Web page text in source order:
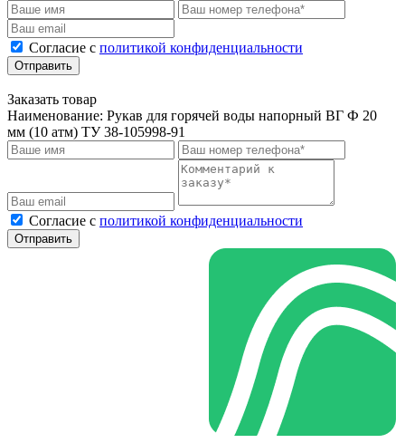
Cогласие с политикой конфиденциальности
Отправить
Заказать товар
Наименование: Рукав для горячей воды напорный ВГ Ф 20
мм (10 атм) ТУ 38-105998-91
Cогласие с политикой конфиденциальности
Отправить